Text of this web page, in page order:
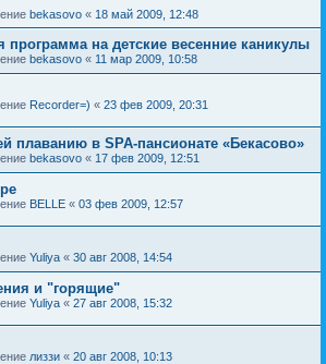
bekasovo « 18 май 2009, 12:48
программа на детские весенние каникулы
bekasovo « 11 мар 2009, 10:58
Recorder=) « 23 фев 2009, 20:31
плаванию в SPA-пансионате «Бекасово»
bekasovo « 17 фев 2009, 12:51
BELLE « 03 фев 2009, 12:57
Yuliya « 30 авг 2008, 14:54
и "горящие"
Yuliya « 27 авг 2008, 15:32
лиззи « 20 авг 2008, 10:13